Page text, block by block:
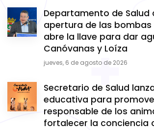
Departamento de Salud
apertura de las bombas
abre la llave para dar
Canóvanas y Loíza
jueves, 6 de agosto de 2026
Secretario de Salud
educativa para
responsable de los
fortalecer la conciencia